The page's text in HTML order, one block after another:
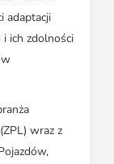
adaptacji
ich zdolności
wraz z